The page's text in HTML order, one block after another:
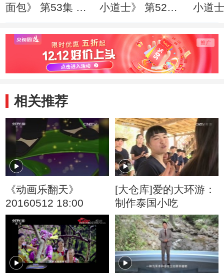
面包》 第53集 成
小道士》 第52集
小道
集）
相关推荐
《动画乐翻天》
20160512 18:00
[大仓库]爱的大环游：
制作泰国小吃